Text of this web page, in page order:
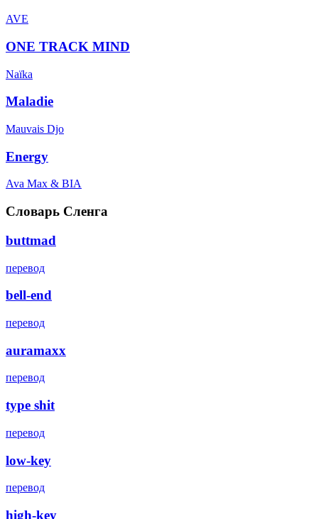
AVE
ONE TRACK MIND
Naïka
Maladie
Mauvais Djo
Energy
Ava Max & BIA
Словарь Сленга
buttmad
перевод
bell-end
перевод
auramaxx
перевод
type shit
перевод
low-key
перевод
high-key